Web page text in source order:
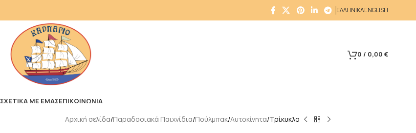
ΕΛΛΗΝΙΚΑENGLISH
0 / 0,00 €
ΣΧΕΤΙΚΑ ΜΕ ΕΜΑΣΕΠΙΚΟΙΝΩΝΙΑ
Αρχική σελίδα Παραδοσιακά Παιχνίδια Πούλμπακ Αυτοκίνητα Τρίκυκλο